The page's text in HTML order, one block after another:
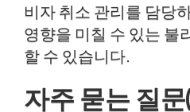
비자 취소 관리를 담당
영향을 미칠 수 있는 불
할 수 있습니다.
자주 묻는 질문